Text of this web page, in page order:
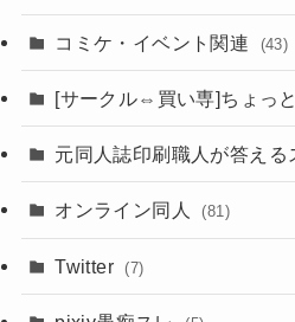
コミケ・イベント関連 (43)
[サークル⇔買い専]ちょっ
元同人誌印刷職人が答える
オンライン同人 (81)
Twitter (7)